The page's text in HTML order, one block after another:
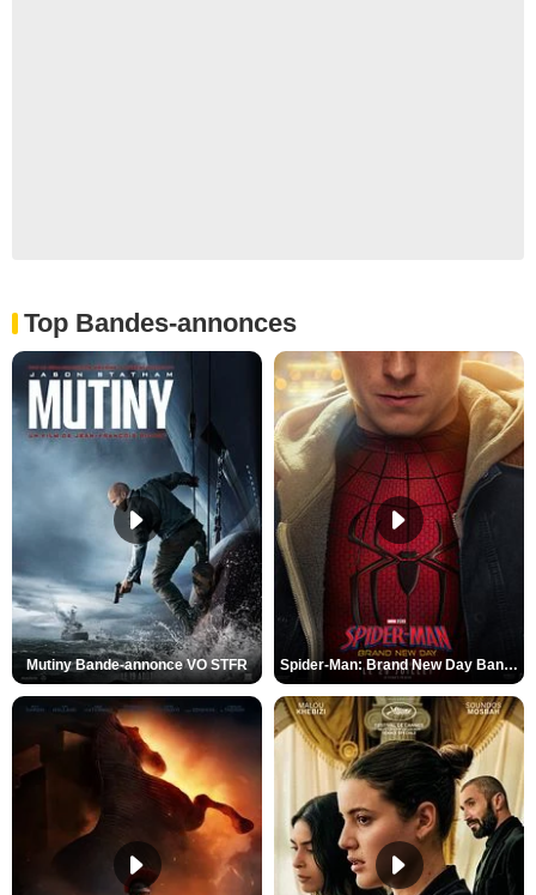
Top Bandes-annonces
Mutiny Bande-annonce VO STFR Spider-Man: Brand New Day Bande-annonce VO STFR